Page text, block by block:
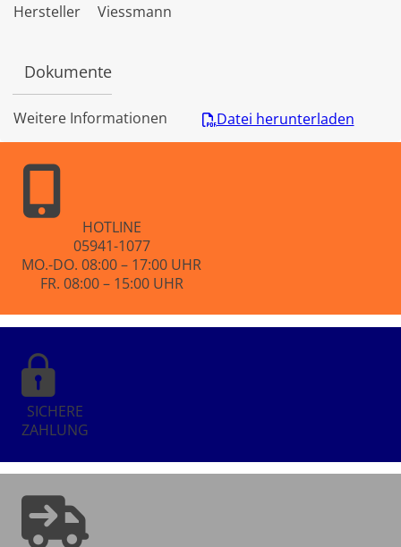
t
v
o
n
Hersteller Viessmann
Dokumente
Weitere Informationen Datei herunterladen
HOTLINE
05941-1077
MO.-DO. 08:00 – 17:00 UHR
FR. 08:00 – 15:00 UHR
SICHERE
ZAHLUNG